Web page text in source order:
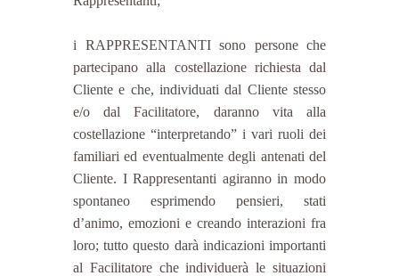
i RAPPRESENTANTI sono persone che
partecipano alla costellazione richiesta dal
Cliente e che, individuati dal Cliente stesso
e/o dal Facilitatore, daranno vita alla
costellazione “interpretando” i vari ruoli dei
familiari ed eventualmente degli antenati del
Cliente. I Rappresentanti agiranno in modo
spontaneo esprimendo pensieri, stati
d’animo, emozioni e creando interazioni fra
loro; tutto questo darà indicazioni importanti
al Facilitatore che individuerà le situazioni